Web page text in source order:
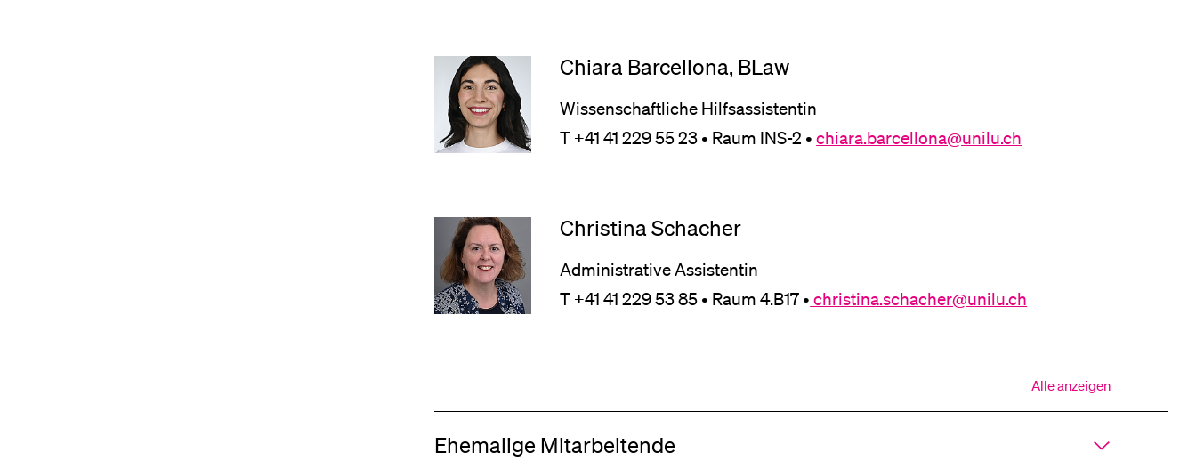
Chiara Barcellona, BLaw
Wissenschaftliche Hilfsassistentin
T +41 41 229 55 23 • Raum INS-2 •chiara.barcellona@unilu.ch
Christina Schacher
Administrative Assistentin
T +41 41 229 53 85 • Raum 4.B17 • christina.schacher@unilu.ch
Alle anzeigen
Sektionen
Akkordeons
Ehemalige Mitarbeitende